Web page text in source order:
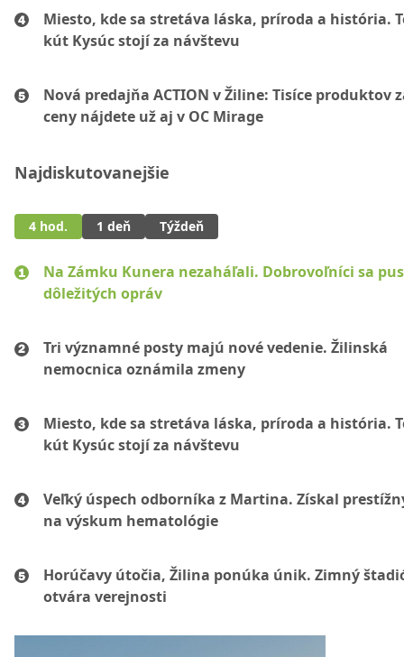
Miesto, kde sa stretáva láska, príroda a história.
kút Kysúc stojí za návštevu
Nová predajňa ACTION v Žiline: Tisíce produktov
ceny nájdete už aj v OC Mirage
Najdiskutovanejšie
4 hod. 1 deň Týždeň
Na Zámku Kunera nezaháľali. Dobrovoľníci sa
dôležitých opráv
Tri významné posty majú nové vedenie. Žilinská
nemocnica oznámila zmeny
Miesto, kde sa stretáva láska, príroda a história.
kút Kysúc stojí za návštevu
Veľký úspech odborníka z Martina. Získal
na výskum hematológie
Horúčavy útočia, Žilina ponúka únik. Zimný
otvára verejnosti